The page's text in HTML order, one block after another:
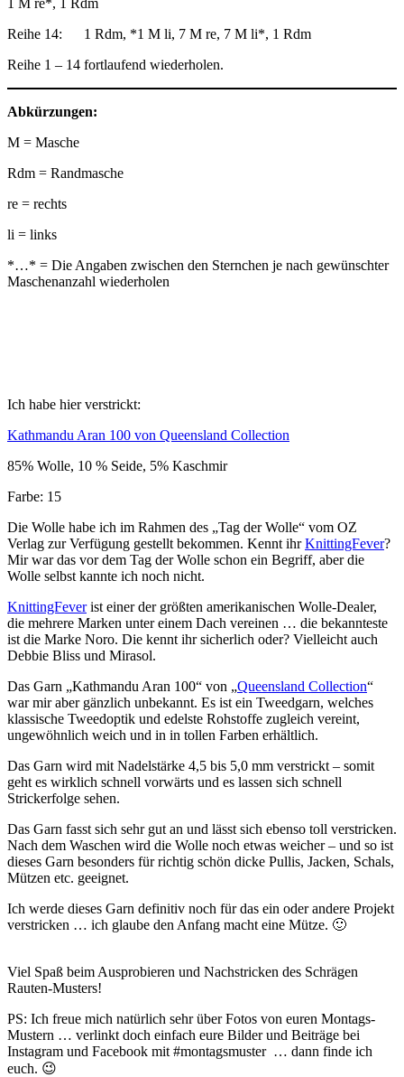
1 M re*, 1 Rdm
Reihe 14: 1 Rdm, *1 M li, 7 M re, 7 M li*, 1 Rdm
Reihe 1 – 14 fortlaufend wiederholen.
Abkürzungen:
M = Masche
Rdm = Randmasche
re = rechts
li = links
*…* = Die Angaben zwischen den Sternchen je nach gewünschter
Maschenanzahl wiederholen
Ich habe hier verstrickt:
Kathmandu Aran 100 von Queensland Collection
85% Wolle, 10 % Seide, 5% Kaschmir
Farbe: 15
Die Wolle habe ich im Rahmen des „Tag der Wolle“ vom OZ
Verlag zur Verfügung gestellt bekommen. Kennt ihrKnittingFever?
Mir war das vor dem Tag der Wolle schon ein Begriff, aber die
Wolle selbst kannte ich noch nicht.
KnittingFeverist einer der größten amerikanischen Wolle-Dealer,
die mehrere Marken unter einem Dach vereinen … die bekannteste
ist die Marke Noro. Die kennt ihr sicherlich oder? Vielleicht auch
Debbie Bliss und Mirasol.
Das Garn „Kathmandu Aran 100“ von „Queensland Collection“
war mir aber gänzlich unbekannt. Es ist ein Tweedgarn, welches
klassische Tweedoptik und edelste Rohstoffe zugleich vereint,
ungewöhnlich weich und in in tollen Farben erhältlich.
Das Garn wird mit Nadelstärke 4,5 bis 5,0 mm verstrickt – somit
geht es wirklich schnell vorwärts und es lassen sich schnell
Strickerfolge sehen.
Das Garn fasst sich sehr gut an und lässt sich ebenso toll verstricken.
Nach dem Waschen wird die Wolle noch etwas weicher – und so ist
dieses Garn besonders für richtig schön dicke Pullis, Jacken, Schals,
Mützen etc. geeignet.
Ich werde dieses Garn definitiv noch für das ein oder andere Projekt
verstricken … ich glaube den Anfang macht eine Mütze. 🙂
Viel Spaß beim Ausprobieren und Nachstricken des Schrägen
Rauten-Musters!
PS: Ich freue mich natürlich sehr über Fotos von euren Montags-
Mustern … verlinkt doch einfach eure Bilder und Beiträge bei
Instagram und Facebook mit #montagsmuster … dann finde ich
euch. 😉